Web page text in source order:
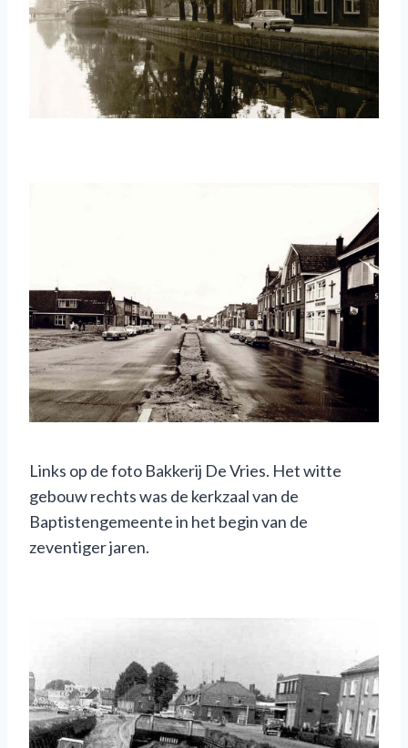
Links op de foto Bakkerij De Vries. Het witte
gebouw rechts was de kerkzaal van de
Baptistengemeente in het begin van de
zeventiger jaren.